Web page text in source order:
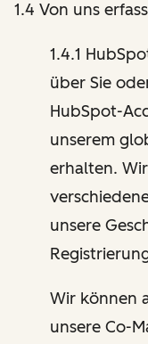
1.4 Von uns
1.4.1
über Sie
HubSpot-
unserem
erhalten.
unsere
Wir können
unsere Co-